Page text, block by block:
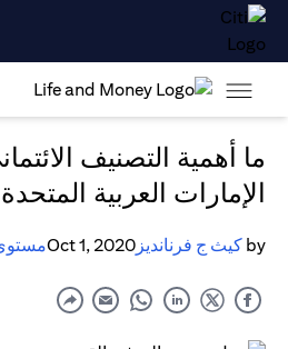
ما أهمية التصنيف
الإمارات العربية
by كيث ج فرنانديز Oct 1, 2020مستوى